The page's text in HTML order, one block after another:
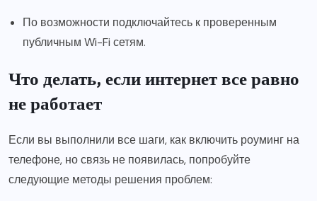
По возможности подключайтесь к проверенным
публичным Wi-Fi сетям.
Что делать, если интернет все равно
не работает
Если вы выполнили все шаги, как включить роуминг на
телефоне, но связь не появилась, попробуйте
следующие методы решения проблем: